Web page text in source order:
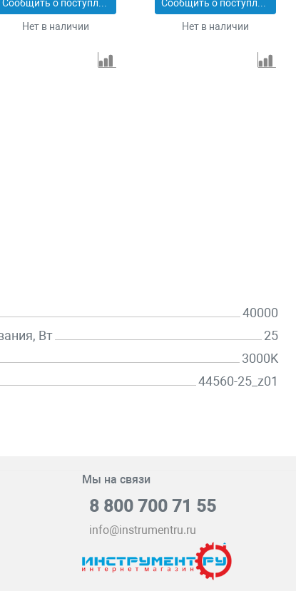
Сообщить о поступлении
Нет в наличии
Сообщить о поступлении
Нет в наличии
40000
Вт
25
3000K
44560-25_z01
Мы на связи
8 800 700 71 55
info@instrumentru.ru